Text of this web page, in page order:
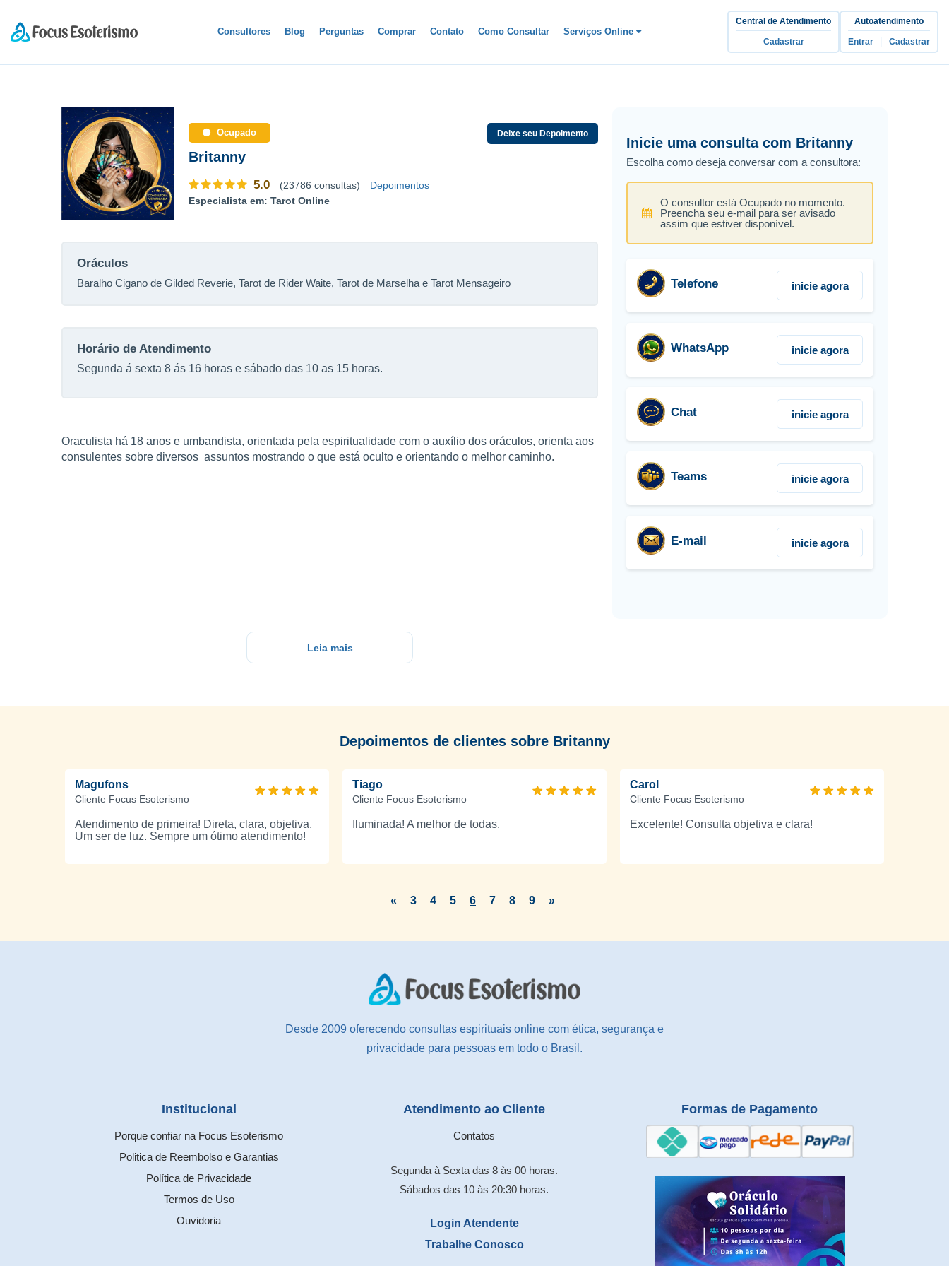
Consultores Blog Perguntas Comprar Contato Como Consultar Serviços Online
Central de Atendimento
Cadastrar
Autoatendimento
Entrar | Cadastrar
Ocupado
Britanny
5.0 (23786 consultas)
Depoimentos
Especialista em: Tarot Online
Deixe seu Depoimento
Oráculos
Baralho Cigano de Gilded Reverie, Tarot de Rider Waite, Tarot de Marselha e Tarot Mensageiro
Horário de Atendimento
Segunda á sexta 8 ás 16 horas e sábado das 10 as 15 horas.
Oraculista há 18 anos e umbandista, orientada pela espiritualidade com o auxílio dos oráculos, orienta aos
consulentes sobre diversos assuntos mostrando o que está oculto e orientando o melhor caminho.
Leia mais
Inicie uma consulta com Britanny
Escolha como deseja conversar com a consultora:
O consultor está Ocupado no momento.
Preencha seu e-mail para ser avisado
assim que estiver disponível.
Telefone inicie agora
WhatsApp inicie agora
Chat inicie agora
Teams inicie agora
E-mail inicie agora
Depoimentos de clientes sobre Britanny
Magufons
Cliente Focus Esoterismo
Atendimento de primeira! Direta, clara, objetiva.
Um ser de luz. Sempre um ótimo atendimento!
Tiago
Cliente Focus Esoterismo
Iluminada! A melhor de todas.
Carol
Cliente Focus Esoterismo
Excelente! Consulta objetiva e clara!
« 3 4 5 6 7 8 9 »
Desde 2009 oferecendo consultas espirituais online com ética, segurança e
privacidade para pessoas em todo o Brasil.
Institucional
Porque confiar na Focus Esoterismo
Politica de Reembolso e Garantias
Política de Privacidade
Termos de Uso
Ouvidoria
Atendimento ao Cliente
Contatos
Segunda à Sexta das 8 às 00 horas.
Sábados das 10 às 20:30 horas.
Login Atendente
Trabalhe Conosco
Formas de Pagamento